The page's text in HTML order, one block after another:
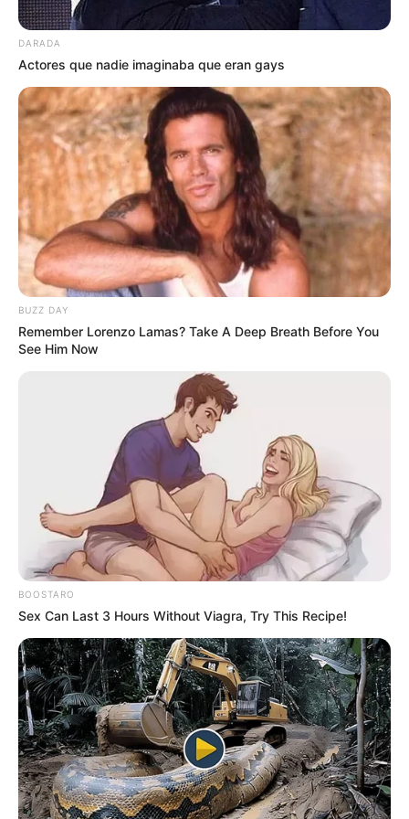
cashback elevado, programas de puntos
flexibles y experiencias exclusivas en hoteles y
restaurantes de lujo.
Entre las más destacadas del mercado se
encuentran las tarjetas Platinum y Black de
American Express, Visa Infinite y Mastercard
World Elite, dirigidas especialmente a
empresarios, inversionistas y viajeros
frecuentes. Algunas incluso incluyen asistentes
personales, protección de compras y acceso
preferencial a eventos privados.
El crecimiento del sector financiero digital
también está transformando este mercado.
Nuevas empresas fintech han comenzado a
lanzar tarjetas premium con beneficios
tecnológicos avanzados, pagos sin contacto
más seguros y herramientas de inteligencia
artificial para controlar gastos y prevenir
fraudes.
De acuerdo con análisis recientes, el mercado
global de tarjetas de crédito seguirá creciendo
en los próximos años impulsado por el aumento
de pagos digitales, viajes internacionales y
DARADA
Actores que nadie imaginaba que eran gays
BUZZ DAY
Remember Lorenzo Lamas? Take A Deep Breath Before You
See Him Now
BOOSTARO
Sex Can Last 3 Hours Without Viagra, Try This Recipe!